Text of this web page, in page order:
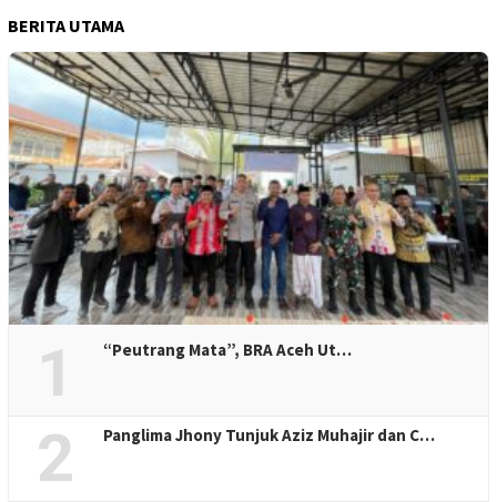
BERITA UTAMA
1 “Peutrang Mata”, BRA Aceh Ut…
2 Panglima Jhony Tunjuk Aziz Muhajir dan C…